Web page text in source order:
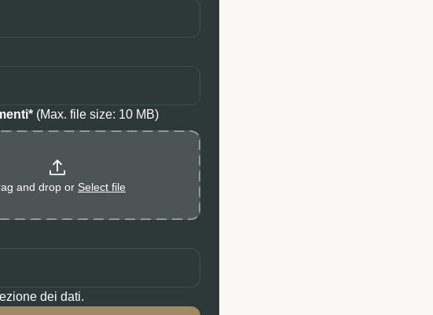
(Max. file size: 10 MB)
and drop or Select file
dei dati.